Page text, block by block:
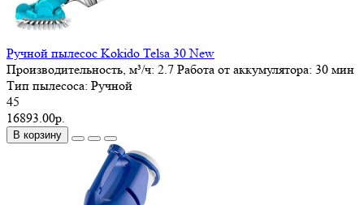
Ручной пылесос Kokido Telsa 30 New
Производительность, м³/ч: 2.7 Работа от аккумулятора: 30 мин
Тип пылесоса: Ручной
45
16893.00р.
В корзину